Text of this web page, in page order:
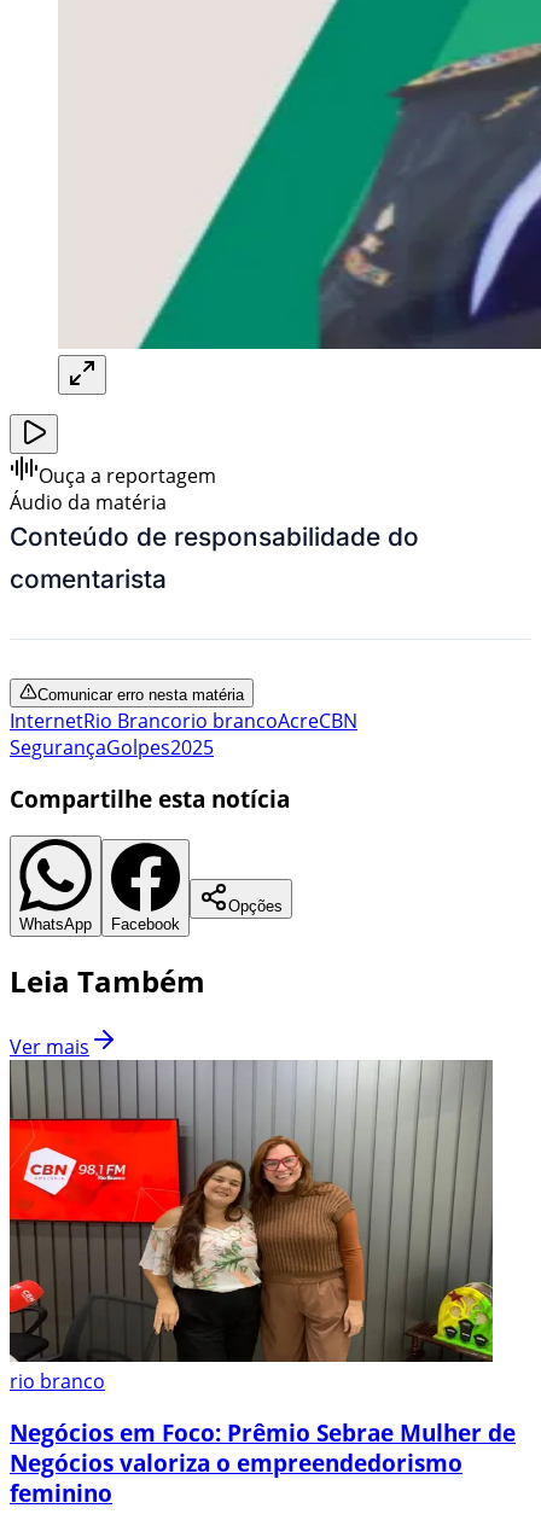
Ouça a reportagem
Áudio da matéria
Conteúdo de responsabilidade do
comentarista
Comunicar erro nesta matéria
InternetRio Brancorio brancoAcreCBN
SegurançaGolpes2025
Compartilhe esta notícia
WhatsApp Facebook
Opções
Leia Também
Ver mais
rio branco
Negócios em Foco: Prêmio Sebrae Mulher de
Negócios valoriza o empreendedorismo
feminino